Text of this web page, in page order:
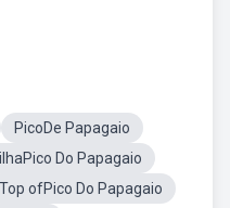
PicoDe Papagaio
Do Papagaio
Top ofPico Do Papagaio